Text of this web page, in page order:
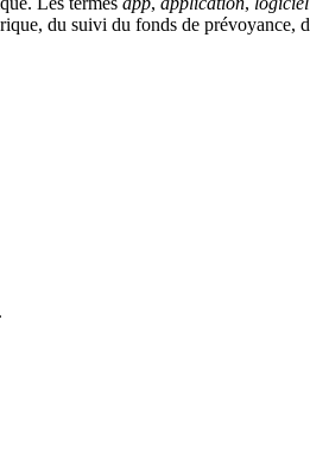
du suivi du fonds de prévoyance,